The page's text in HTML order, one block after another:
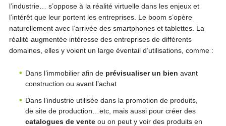
l’industrie… s’oppose à la réalité virtuelle dans les enjeux et
l’intérêt que leur portent les entreprises. Le boom s’opère
naturellement avec l’arrivée des smartphones et tablettes. La
réalité augmentée intéresse des entreprises de différents
domaines, elles y voient un large éventail d’utilisations, comme :
Dans l’immobilier afin de prévisualiser un bien avant
construction ou avant l’achat
Dans l’industrie utilisée dans la promotion de produits,
de site de production…etc, mais aussi pour créer des
catalogues de venteou on peut y voir des produits en